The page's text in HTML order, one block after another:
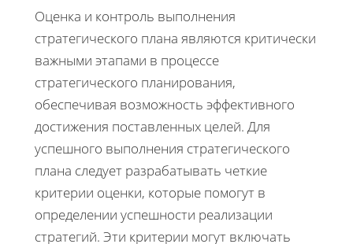
Оценка и контроль выполнения
стратегического плана являются критически
важными этапами в процессе
стратегического планирования,
обеспечивая возможность эффективного
достижения поставленных целей. Для
успешного выполнения стратегического
плана следует разрабатывать четкие
критерии оценки, которые помогут в
определении успешности реализации
стратегий. Эти критерии могут включать